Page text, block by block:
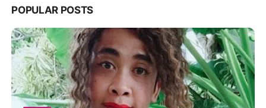
POPULAR POSTS